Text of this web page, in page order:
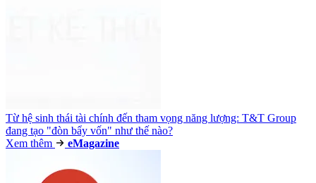
Từ hệ sinh thái tài chính đến tham vọng năng lượng: T&T Group
đang tạo "đòn bẩy vốn" như thế nào?
Xem thêm
eMagazine